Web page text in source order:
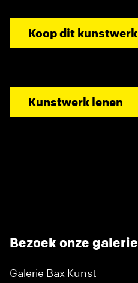
Koop dit kunstwerk
Kunstwerk lenen
Bezoek onze galerie
Galerie Bax Kunst